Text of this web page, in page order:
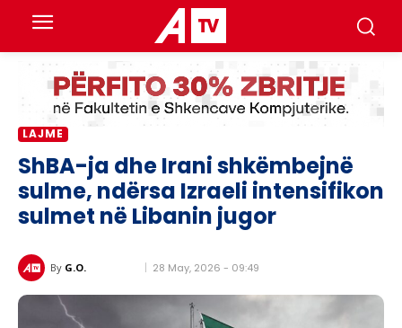
LAJME
ShBA-ja dhe Irani shkëmbejnë
sulme, ndërsa Izraeli intensifikon
sulmet në Libanin jugor
By G.O. 28 May, 2026 - 09:49